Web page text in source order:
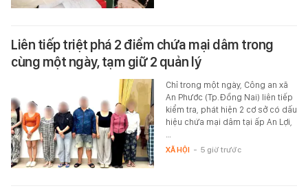
Liên tiếp triệt phá 2 điểm chứa mại dâm trong
cùng một ngày, tạm giữ 2 quản lý
Chỉ trong một ngày, Công an xã
An Phước (Tp.Đồng Nai) liên tiếp
kiểm tra, phát hiện 2 cơ sở có dấu
hiệu chứa mại dâm tại ấp An Lợi,
…
XÃ HỘI - 5 giờ trước